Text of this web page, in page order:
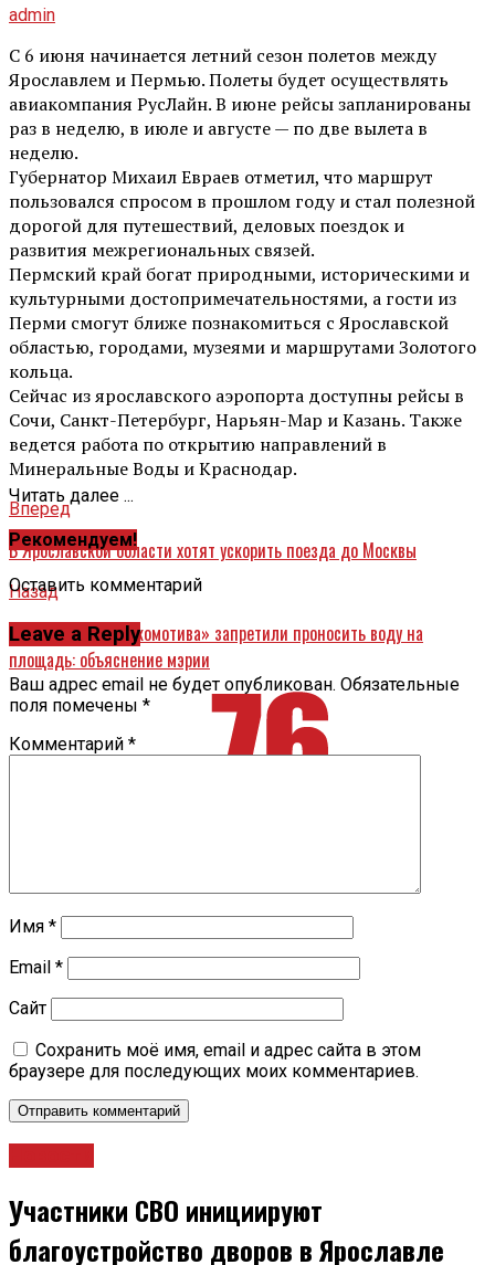
admin
С 6 июня начинается летний сезон полетов между
Ярославлем и Пермью. Полеты будет осуществлять
авиакомпания РусЛайн. В июне рейсы запланированы
раз в неделю, в июле и августе — по две вылета в
неделю.
Губернатор Михаил Евраев отметил, что маршрут
пользовался спросом в прошлом году и стал полезной
дорогой для путешествий, деловых поездок и
развития межрегиональных связей.
Пермский край богат природными, историческими и
культурными достопримечательностями, а гости из
Перми смогут ближе познакомиться с Ярославской
областью, городами, музеями и маршрутами Золотого
кольца.
Сейчас из ярославского аэропорта доступны рейсы в
Сочи, Санкт-Петербург, Нарьян-Мар и Казань. Также
ведется работа по открытию направлений в
Минеральные Воды и Краснодар.
Вперед
В Ярославской области хотят ускорить поезда до Москвы
Назад
Болельщикам «Локомотива» запретили проносить воду на
площадь: объяснение мэрии
Читать далее ...
Рекомендуем!
Оставить комментарий
Leave a Reply
Ваш адрес email не будет опубликован. Обязательные
поля помечены *
Комментарий *
Имя *
Email *
Сайт
Сохранить моё имя, email и адрес сайта в этом
браузере для последующих моих комментариев.
Участники СВО инициируют
благоустройство дворов в Ярославле